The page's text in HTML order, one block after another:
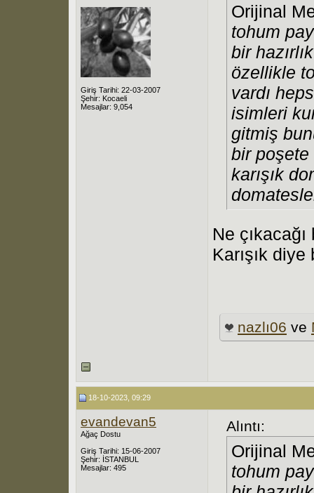
Giriş Tarihi: 22-03-2007
Şehir: Kocaeli
Mesajlar: 9,054
Orijinal
tohum
bir
özellikle
vardı
isimleri
gitmiş
bir poşete
karışık
Ne
Karışık
nazlı06 ve
18-10-2023, 09:29
evandevan5
Ağaç Dostu
Giriş Tarihi: 15-06-2007
Şehir: İSTANBUL
Mesajlar: 495
Alıntı:
Orijinal
tohum